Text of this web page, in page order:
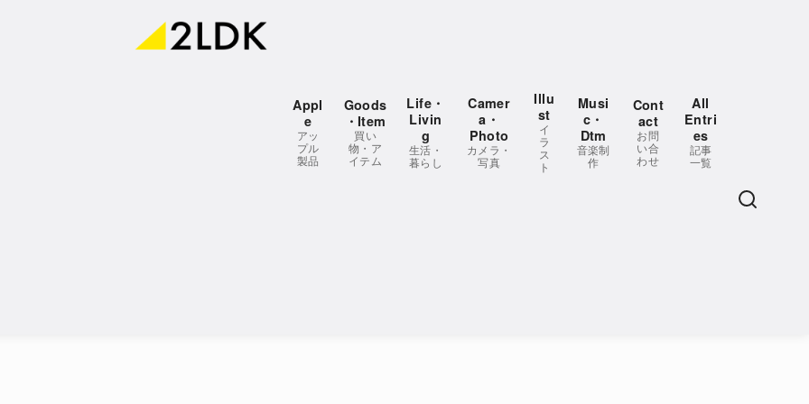
Appl
e
アッ
プル
製品
Goods
・Item
買い
物・ア
イテム
Life・
Livin
g
生活・
暮らし
Camer
a・
Photo
カメラ・
写真
Illu
st
イ
ラ
ス
ト
Musi
c・
Dtm
音楽制
作
Cont
act
お問
い合
わせ
All
Entri
es
記事
一覧